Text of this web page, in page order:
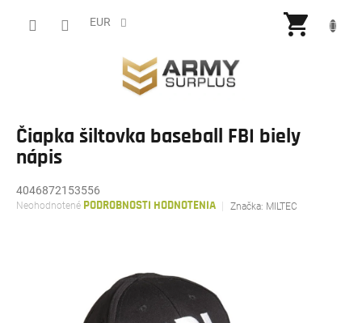
EUR
Čiapka šiltovka baseball FBI biely
nápis
4046872153556
Priemerné
Neohodnotené PODROBNOSTI HODNOTENIA Značka: MILTEC